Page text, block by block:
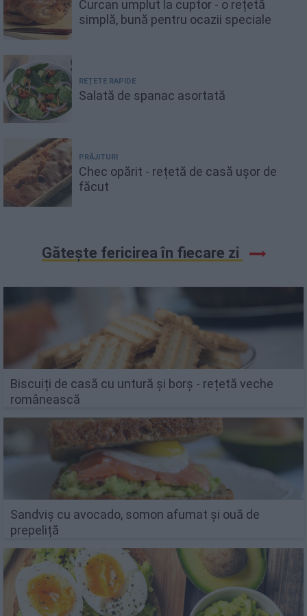
Curcan umplut la cuptor - o rețetă
simplă, bună pentru ocazii speciale
REȚETE RAPIDE
Salată de spanac asortată
PRĂJITURI
Chec opărit - rețetă de casă ușor de
făcut
Gătește fericirea în fiecare zi
Biscuiți de casă cu untură și borș - rețetă veche
românească
Sandviș cu avocado, somon afumat și ouă de
prepeliță